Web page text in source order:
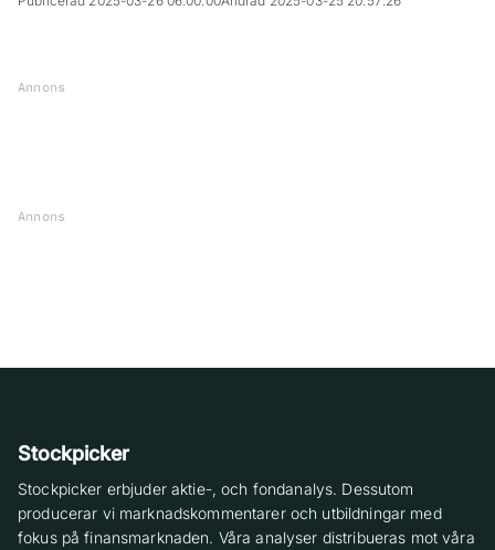
Annons
Annons
Stockpicker
Stockpicker erbjuder aktie-, och fondanalys. Dessutom
producerar vi marknadskommentarer och utbildningar med
fokus på finansmarknaden. Våra analyser distribueras mot våra